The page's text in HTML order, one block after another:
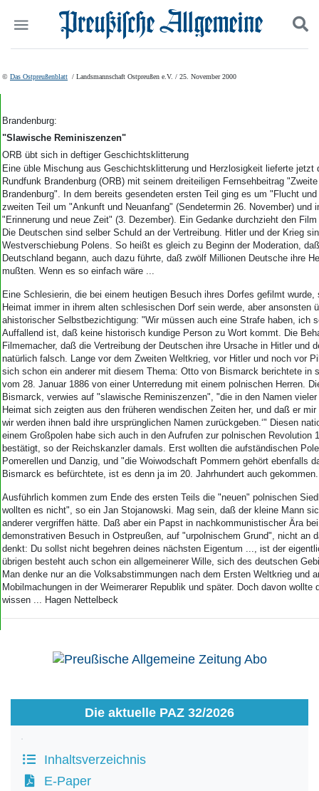
Start
Wer wir sind
Aktuelle Ausgabe
Abonnenten-Login
Abonnent werden
Abo Prämien
Archiv
Mediadaten
Politik
Gesellschaft
Leben
Geschichte
Ostpreußen
Pommern
Berlin-Brandenburg
Schlesien
Danzig und Westpreußen
Bücher
Kontakt
Impressum
Datenschutz
Suchen und finden
© Das Ostpreußenblatt / Landsmannschaft Ostpreußen e.V. / 25. November 2000
Brandenburg:
"Slawische Reminiszenzen"
ORB übt sich in deftiger Geschichtsklitterung
Eine üble Mischung aus Geschichtsklitterung und Herzlosigkeit lieferte jetzt
Rundfunk Brandenburg (ORB) mit seinem dreiteiligen Fernsehbeitrag
Brandenburg". In dem bereits gesendeten ersten Teil ging es um "Flucht
zweiten Teil um "Ankunft und Neuanfang" (Sendetermin 26. November) und
"Erinnerung und neue Zeit" (3. Dezember). Ein Gedanke durchzieht den
Die Deutschen sind selber Schuld an der Vertreibung. Hitler und der Krieg
Westverschiebung Polens. So heißt es gleich zu Beginn der Moderation,
Deutschland begann, auch dazu führte, daß zwölf Millionen Deutsche ihre
mußten. Wenn es so einfach wäre ...
Eine Schlesierin, die bei einem heutigen Besuch ihres Dorfes gefilmt wurde,
Heimat immer in ihrem alten schlesischen Dorf sein werde, aber ansonsten
ahistorischer Selbstbezichtigung: "Wir müssen auch eine Strafe haben, ich
Auffallend ist, daß keine historisch kundige Person zu Wort kommt. Die
Filmemacher, daß die Vertreibung der Deutschen ihre Ursache in Hitler und
natürlich falsch. Lange vor dem Zweiten Weltkrieg, vor Hitler und noch vor
sich schon ein anderer mit diesem Thema: Otto von Bismarck berichtete in
vom 28. Januar 1886 von einer Unterredung mit einem polnischen Herren.
Bismarck, verwies auf "slawische Reminiszenzen", "die in den Namen
Heimat sich zeigten aus den früheren wendischen Zeiten her, und daß er
wir werden ihnen bald ihre ursprünglichen Namen zurückgeben.‘" Diesen
einem Großpolen habe sich auch in den Aufrufen zur polnischen Revolution
bestätigt, so der Reichskanzler damals. Erst wollten die aufständischen
Pomerellen und Danzig, und "die Woiwodschaft Pommern gehört ebenfalls
Bismarck es befürchtete, ist es denn ja im 20. Jahrhundert auch gekommen.
Ausführlich kommen zum Ende des ersten Teils die "neuen" polnischen
wollten es nicht", so ein Jan Stojanowski. Mag sein, daß der kleine Mann
anderer vergriffen hätte. Daß aber ein Papst in nachkommunistischer Ära
demonstrativen Besuch in Ostpreußen, auf "urpolnischem Grund", nicht an
denkt: Du sollst nicht begehren deines nächsten Eigentum ..., ist der
übrigen besteht auch schon ein allgemeinerer Wille, sich des deutschen
Man denke nur an die Volksabstimmungen nach dem Ersten Weltkrieg und
Mobilmachungen in der Weimerarer Republik und später. Doch davon wollte
wissen ... Hagen Nettelbeck
Die aktuelle PAZ 32/2026
Inhaltsverzeichnis
E-Paper